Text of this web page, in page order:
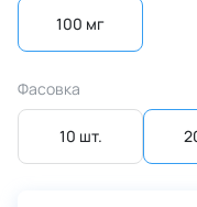
100 мг
Фасовка
10 шт.